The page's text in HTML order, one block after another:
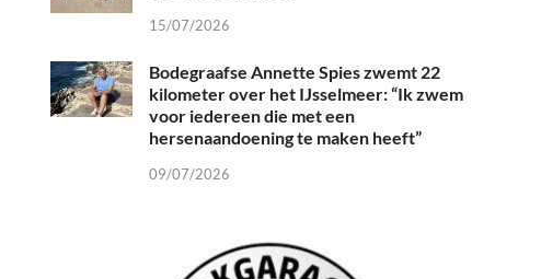
15/07/2026
Bodegraafse Annette Spies zwemt 22
kilometer over het IJsselmeer: “Ik zwem
voor iedereen die met een
hersenaandoening te maken heeft”
09/07/2026